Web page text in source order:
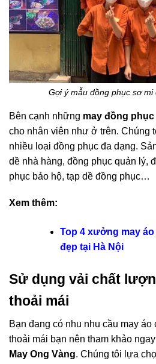
Gợi ý mẫu đồng phục sơ
Bên cạnh những may đồng phục
cho nhân viên như ở trên. Chúng
nhiều loại đồng phục đa dạng.
dề nhà hàng, đồng phục quản lý,
phục bảo hộ, tạp dề đồng phục…
Xem thêm:
Top 4 xưởng may
đẹp tại Hà Nội
Sử dụng vải chất
thoải mái
Bạn đang có nhu nhu cầu may
thoải mái bạn nên tham khảo
May Ong Vàng. Chúng tôi lựa